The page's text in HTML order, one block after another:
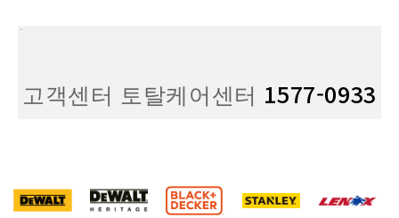
고객센터 토탈케어센터 1577-0933